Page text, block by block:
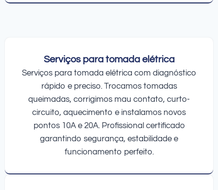
Serviços para tomada elétrica
Serviços para tomada elétrica com diagnóstico
rápido e preciso. Trocamos tomadas
queimadas, corrigimos mau contato, curto-
circuito, aquecimento e instalamos novos
pontos 10A e 20A. Profissional certificado
garantindo segurança, estabilidade e
funcionamento perfeito.